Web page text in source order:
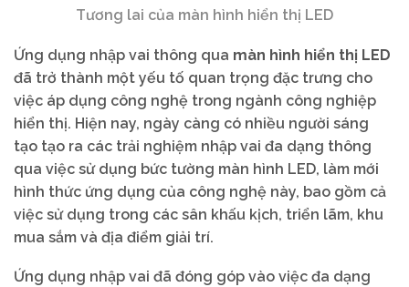
Tương lai của màn hình hiển thị LED
Ứng dụng nhập vai thông qua màn hình hiển thị LED
đã trở thành một yếu tố quan trọng đặc trưng cho
việc áp dụng công nghệ trong ngành công nghiệp
hiển thị. Hiện nay, ngày càng có nhiều người sáng
tạo tạo ra các trải nghiệm nhập vai đa dạng thông
qua việc sử dụng bức tường màn hình LED, làm mới
hình thức ứng dụng của công nghệ này, bao gồm cả
việc sử dụng trong các sân khấu kịch, triển lãm, khu
mua sắm và địa điểm giải trí.
Ứng dụng nhập vai đã đóng góp vào việc đa dạng